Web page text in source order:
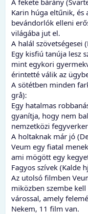
A fekete bárány
Karin húga eltűnik, és
bevándorlók elleni
világába jut el.
A halál szövetségesei
Egy kisfiú tanúja lesz
mint egykori
érintetté válik az
A sötétben minden
grå):
Egy hatalmas
gyanítja, hogy nem
nemzetközi
A holtaknak már jó
Veum egy fiatal
ami mögött egy
Fagyos szívek (Kalde
Az utolsó filmben
miközben szembe
várossal, amely
Nekem, 11 film van.